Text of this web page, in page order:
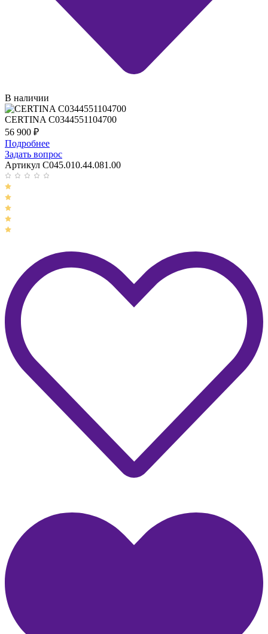
В наличии
CERTINA C0344551104700
56 900 ₽
Подробнее
Задать вопрос
Артикул C045.010.44.081.00